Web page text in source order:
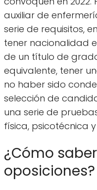
auxiliar de
serie de requisitos,
tener nacionalidad
de un título de
equivalente, tener
no haber sido
selección de
una serie de
física, psicotécnica
¿Cómo
oposiciones?